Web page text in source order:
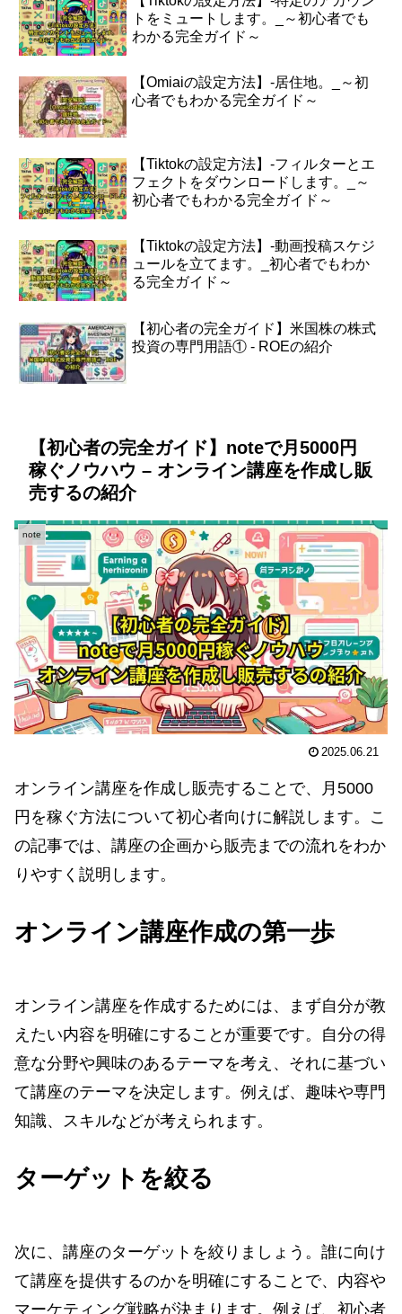
トをミュートします。_～初心者でも
わかる完全ガイド～
【Omiaiの設定方法】-居住地。_～初
心者でもわかる完全ガイド～
【Tiktokの設定方法】-フィルターとエ
フェクトをダウンロードします。_～
初心者でもわかる完全ガイド～
【Tiktokの設定方法】-動画投稿スケジ
ュールを立てます。_初心者でもわか
る完全ガイド～
【初心者の完全ガイド】米国株の株式
投資の専門用語① - ROEの紹介
【初心者の完全ガイド】noteで月5000円
稼ぐノウハウ – オンライン講座を作成し販
売するの紹介
note
2025.06.21
オンライン講座を作成し販売することで、月5000
円を稼ぐ方法について初心者向けに解説します。こ
の記事では、講座の企画から販売までの流れをわか
りやすく説明します。
オンライン講座作成の第一歩
オンライン講座を作成するためには、まず自分が教
えたい内容を明確にすることが重要です。自分の得
意な分野や興味のあるテーマを考え、それに基づい
て講座のテーマを決定します。例えば、趣味や専門
知識、スキルなどが考えられます。
ターゲットを絞る
次に、講座のターゲットを絞りましょう。誰に向け
て講座を提供するのかを明確にすることで、内容や
マーケティング戦略が決まります。例えば、初心者